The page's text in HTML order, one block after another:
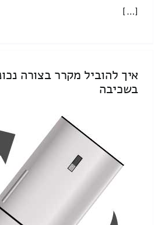
[…]
איך להוביל מקרר בצורה
בשכיבה